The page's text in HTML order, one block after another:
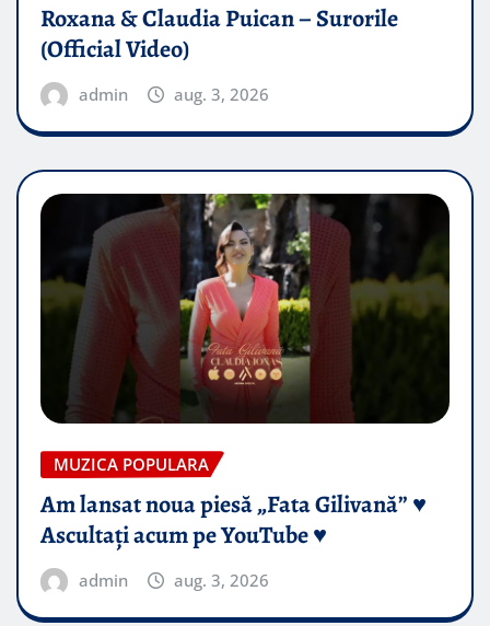
Roxana & Claudia Puican – Surorile
(Official Video)
admin aug. 3, 2026
MUZICA POPULARA
Am lansat noua piesă „Fata Gilivană” ♥️
Ascultați acum pe YouTube ♥️
admin aug. 3, 2026